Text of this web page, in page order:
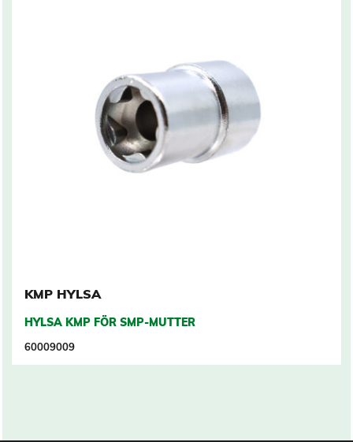
KMP HYLSA
HYLSA KMP FÖR SMP-MUTTER
60009009